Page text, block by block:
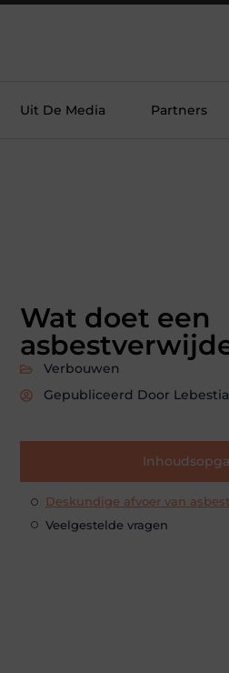
Uit De Media Partners
Wat doet een
Verbouwen
Gepubliceerd Door
Deskundige afvoer van
Veelgestelde vragen